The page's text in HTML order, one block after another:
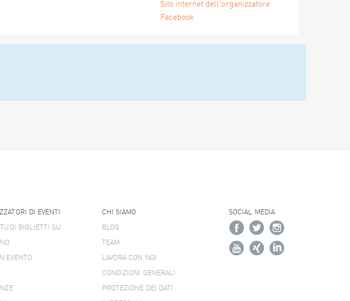
Sito internet dell'organizzatore
Facebook
DI EVENTI
BIGLIETTI SU
EVENTO
CHI SIAMO
BLOG
TEAM
LAVORA CON NOI
CONDIZIONI GENERALI
PROTEZIONE DEI DATI
SOCIAL MEDIA